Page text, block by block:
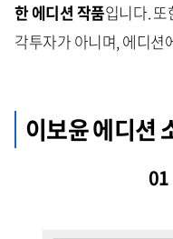
한에디션 작품입니다.
각투자가 아니며, 에디션
이보윤 에디션
01